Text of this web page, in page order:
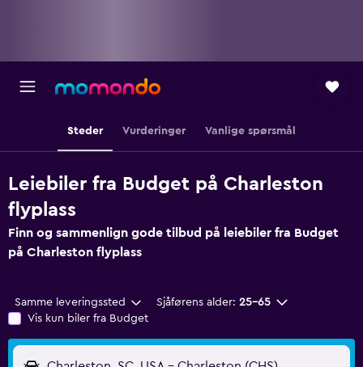
Steder Vurderinger Vanlige spørsmål
Leiebiler fra Budget på Charleston
flyplass
Finn og sammenlign gode tilbud på leiebiler fra Budget
på Charleston flyplass
Samme leveringssted Sjåførens alder: 25–65
Vis kun biler fra Budget